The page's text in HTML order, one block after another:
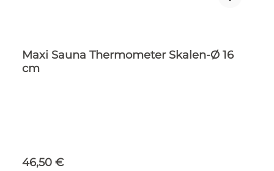
Maxi Sauna Thermometer Skalen-Ø 16
cm
Regulärer Preis:
46,50 €